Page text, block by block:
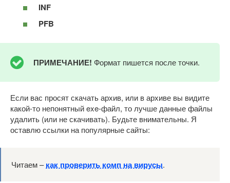
INF
PFB
ПРИМЕЧАНИЕ! Формат пишется после точки.
Если вас просят скачать архив, или в архиве вы видите
какой-то непонятный exe-файл, то лучше данные файлы
удалить (или не скачивать). Будьте внимательны. Я
оставлю ссылки на популярные сайты:
Читаем –как проверить комп на вирусы.